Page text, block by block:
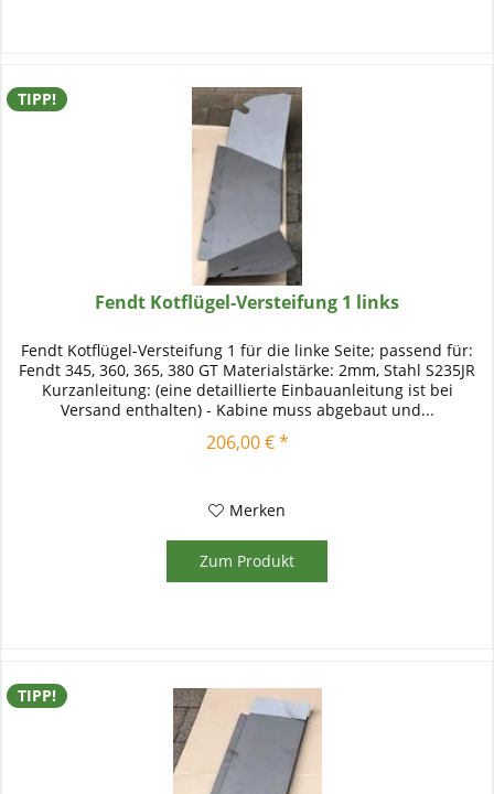
TIPP!
Fendt Kotflügel-Versteifung 1 links
Fendt Kotflügel-Versteifung 1 für die linke Seite; passend für:
Fendt 345, 360, 365, 380 GT Materialstärke: 2mm, Stahl S235JR
Kurzanleitung: (eine detaillierte Einbauanleitung ist bei
Versand enthalten) - Kabine muss abgebaut und...
206,00 € *
Merken
Zum Produkt
TIPP!